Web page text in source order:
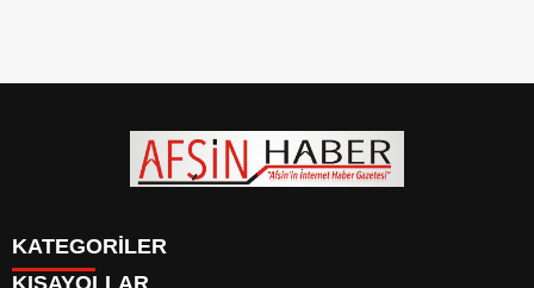
KATEGORİLER
KISAYOLLAR